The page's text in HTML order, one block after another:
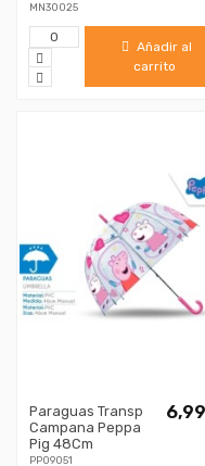
MN30025
Añadir al
carrito
Paraguas Transp
Campana Peppa
Pig 48Cm
PP09051